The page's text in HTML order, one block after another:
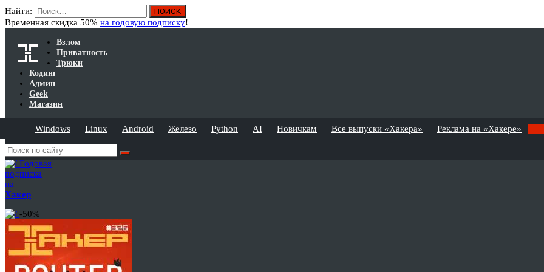
Найти:
Временная скидка 50% на годовую подписку!
Взлом
Приватность
Трюки
Кодинг
Админ
Geek
Магазин
Windows Linux Android Железо Python AI Новичкам Все выпуски «Хакера» Реклама на «Хакере»
Годовая
подписка
на
Хакер
-50%